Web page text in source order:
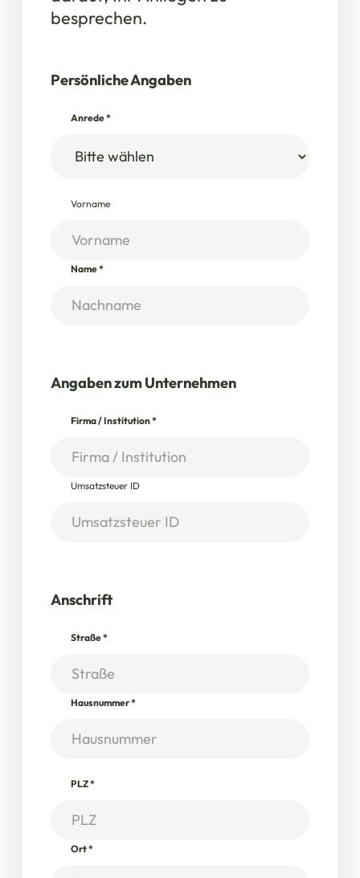
besprechen.
Persönliche Angaben
Anrede*
Vorname
Name*
Angaben zum Unternehmen
Firma / Institution*
Umsatzsteuer ID
Anschrift
Straße*
Hausnummer*
PLZ*
Ort*